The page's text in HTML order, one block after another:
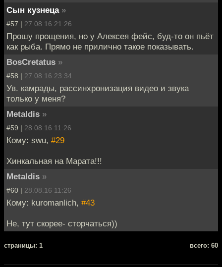
Сын кузнеца »
#57 | 27.08.16 21:26
Прошу прощения, но у Алексея фейс, буд-то он пьёт
как рыба. Прямо не прилично такое показывать.
BosCretatus »
#58 | 27.08.16 23:34
Ув. камрады, рассинхронизация видео и звука
только у меня?
Metaldis »
#59 | 28.08.16 11:26
Кому: swu, #29
Хинкальная на Марата!!!
Metaldis »
#60 | 28.08.16 11:26
Кому: kuromanlich, #43
Не, тут скорее- сторчаться))
cтраницы: 1 всего: 60